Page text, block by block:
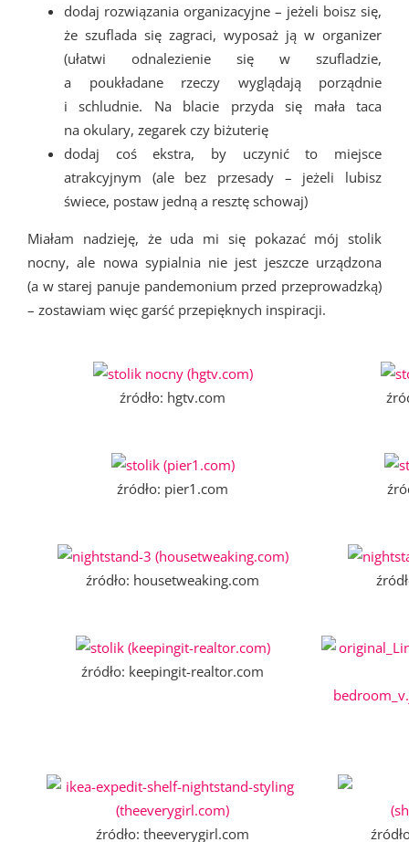
dodaj rozwiązania organizacyjne – jeżeli boisz się,
że szuflada się zagraci, wyposaż ją w organizer
(ułatwi odnalezienie się w szufladzie,
a poukładane rzeczy wyglądają porządnie
i schludnie. Na blacie przyda się mała taca
na okulary, zegarek czy biżuterię
dodaj coś ekstra, by uczynić to miejsce
atrakcyjnym (ale bez przesady – jeżeli lubisz
świece, postaw jedną a resztę schowaj)
Miałam nadzieję, że uda mi się pokazać mój stolik
nocny, ale nowa sypialnia nie jest jeszcze urządzona
(a w starej panuje pandemonium przed przeprowadzką)
– zostawiam więc garść przepięknych inspiracji.
źródło: hgtv.com
źródło: pier1.com
źródło: housetweaking.com
źródło: keepingit-realtor.com
źródło: theeverygirl.com